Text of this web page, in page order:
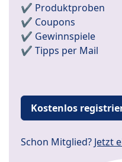
✔️ Produktproben
✔️ Coupons
✔️ Gewinnspiele
✔️ Tipps per Mail
Kostenlos
Schon Mitglied? Jetzt